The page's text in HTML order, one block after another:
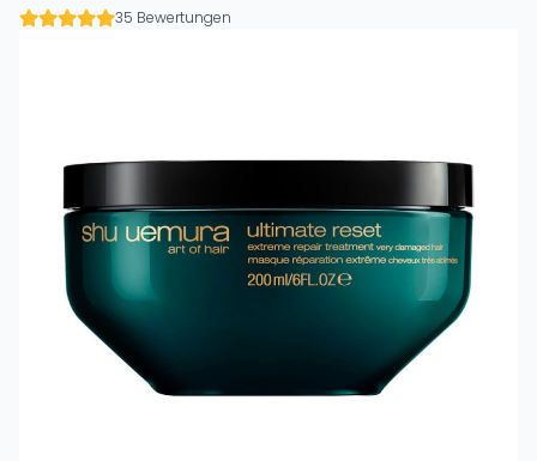
35 Bewertungen